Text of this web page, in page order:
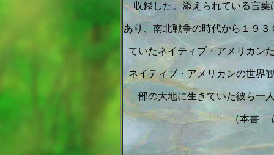
収録した。添えられている言
あり、南北戦争の時代から１９
ていたネイティブ・アメリカン
ネイティブ・アメリカンの世界
部の大地に生きていた彼ら一
（本書